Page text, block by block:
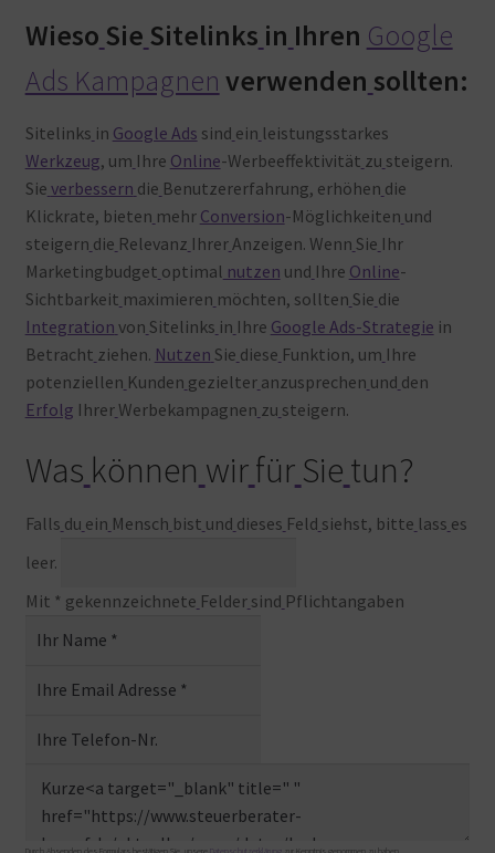
Wieso Sie Sitelinks in Ihren Google
Ads Kampagnen verwenden sollten:
Sitelinks in Google Ads sind ein leistungsstarkes
Werkzeug, um Ihre Online-Werbeeffektivität zu steigern.
Sie verbessern die Benutzererfahrung, erhöhen die
Klickrate, bieten mehr Conversion-Möglichkeiten und
steigern die Relevanz IhrerAnzeigen. Wenn Sie Ihr
Marketingbudget optimal nutzen und Ihre Online-
Sichtbarkeit maximieren möchten, sollten Sie die
Integration von Sitelinks in Ihre Google Ads-Strategie in
Betracht ziehen. Nutzen Sie diese Funktion, um Ihre
potenziellen Kunden gezielter anzusprechen und den
Erfolg Ihrer Werbekampagnen zu steigern.
Was können wirfür Sie tun?
Falls du ein Mensch bist und dieses Feld siehst, bitte lass es
leer.
Mit * gekennzeichnete Felder sind Pflichtangaben